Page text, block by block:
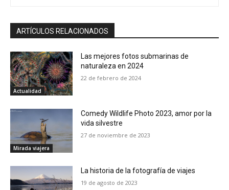
ARTÍCULOS RELACIONADOS
Actualidad
Las mejores fotos submarinas de
naturaleza en 2024
22 de febrero de 2024
Mirada viajera
Comedy Wildlife Photo 2023, amor por la
vida silvestre
27 de noviembre de 2023
La historia de la fotografía de viajes
19 de agosto de 2023